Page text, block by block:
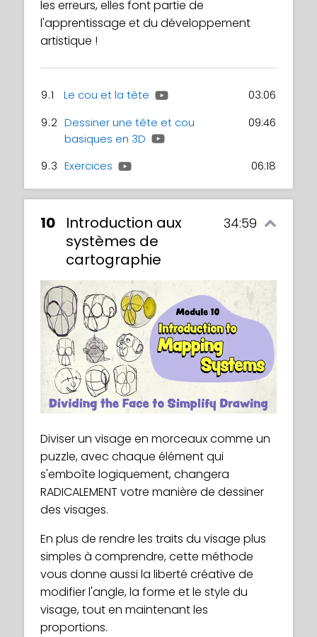
les erreurs, elles font partie de
l'apprentissage et du développement
artistique !
9.1 Le cou et la tête
03:06
9.2 Dessiner une tête et cou
basiques en 3D
09:46
9.3 Exercices 06:18
10
Introduction aux
systèmes de
cartographie
34:59
Diviser un visage en morceaux comme un
puzzle, avec chaque élément qui
s'emboîte logiquement, changera
RADICALEMENT votre manière de dessiner
des visages.
En plus de rendre les traits du visage plus
simples à comprendre, cette méthode
vous donne aussi la liberté créative de
modifier l'angle, la forme et le style du
visage, tout en maintenant les
proportions.